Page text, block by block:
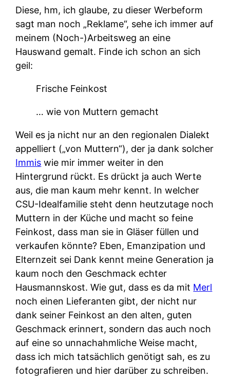
Diese, hm, ich glaube, zu dieser Werbeform
sagt man noch „Reklame“, sehe ich immer auf
meinem (Noch-)Arbeitsweg an eine
Hauswand gemalt. Finde ich schon an sich
geil:
Frische Feinkost
… wie von Muttern gemacht
Weil es ja nicht nur an den regionalen Dialekt
appelliert („von Muttern“), der ja dank solcher
Immis wie mir immer weiter in den
Hintergrund rückt. Es drückt ja auch Werte
aus, die man kaum mehr kennt. In welcher
CSU-Idealfamilie steht denn heutzutage noch
Muttern in der Küche und macht so feine
Feinkost, dass man sie in Gläser füllen und
verkaufen könnte? Eben, Emanzipation und
Elternzeit sei Dank kennt meine Generation ja
kaum noch den Geschmack echter
Hausmannskost. Wie gut, dass es da mit Merl
noch einen Lieferanten gibt, der nicht nur
dank seiner Feinkost an den alten, guten
Geschmack erinnert, sondern das auch noch
auf eine so unnachahmliche Weise macht,
dass ich mich tatsächlich genötigt sah, es zu
fotografieren und hier darüber zu schreiben.